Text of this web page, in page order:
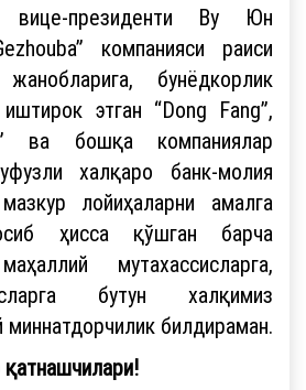
вице-президенти Ву Юн
компанияси раиси
бунёдкорлик
этган “Dong Fang”,
ва бошқа компаниялар
халқаро банк-молия
мазкур лойиҳаларни амалга
ҳисса қўшган барча
мутахассисларга,
бутун халқимиз
билдираман.